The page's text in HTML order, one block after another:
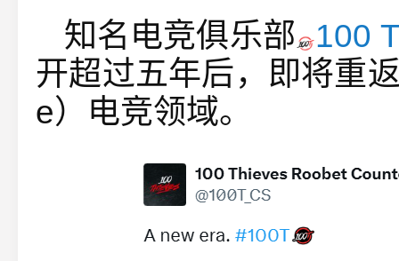
知名电竞俱乐部
100
开超过五年后，即将重
e）电竞领域。